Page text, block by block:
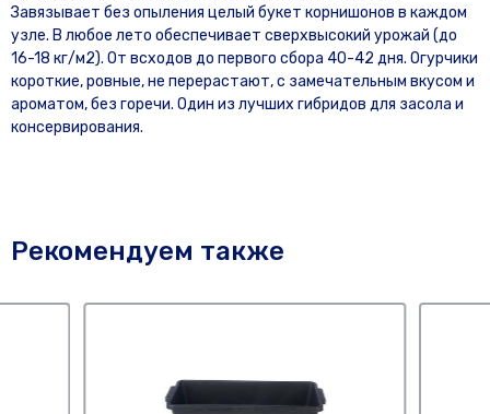
Завязывает без опыления целый букет корнишонов в каждом
узле. В любое лето обеспечивает сверхвысокий урожай (до
16-18 кг/м2). От всходов до первого сбора 40-42 дня. Огурчики
короткие, ровные, не перерастают, с замечательным вкусом и
ароматом, без горечи. Один из лучших гибридов для засола и
консервирования.
Рекомендуем также